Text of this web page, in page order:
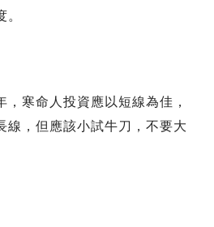
寒命人投資應以短線為佳，
線，但應該小試牛刀，不要大